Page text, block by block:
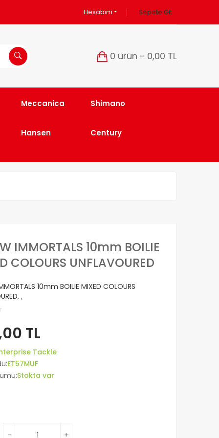
Hesabım Sepete Git
0 ürün - 0,00 TL
Meccanica Shimano
Hansen
Century
IMMORTALS 10mm BOILIE
COLOURS UNFLAVOURED
10mm BOILIE MIXED COLOURS
, ,
TL
Tackle
ET57MUF
Stokta var